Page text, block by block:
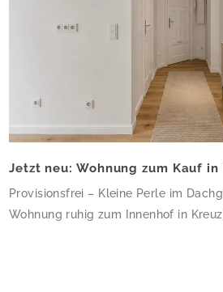
Jetzt neu: Wohnung zum Kauf in
Provisionsfrei – Kleine Perle im
Wohnung ruhig zum Innenhof in